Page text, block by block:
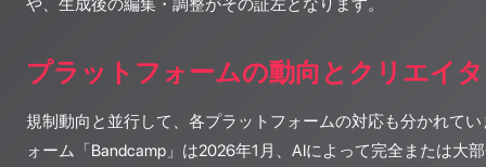
や、生成後の編集・調整がその証左となります。
プラットフォームの動向とクリエイ
規制動向と並行して、各プラットフォームの対応も分かれて
ォーム「Bandcamp」は2026年1月、AIによって完全または大